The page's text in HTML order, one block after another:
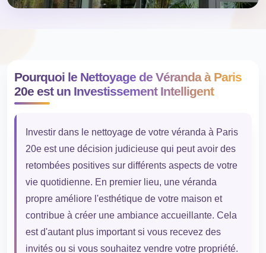
Pourquoi le Nettoyage de Véranda à Paris
20e est un Investissement Intelligent
Investir dans le nettoyage de votre véranda à Paris
20e est une décision judicieuse qui peut avoir des
retombées positives sur différents aspects de votre
vie quotidienne. En premier lieu, une véranda
propre améliore l'esthétique de votre maison et
contribue à créer une ambiance accueillante. Cela
est d'autant plus important si vous recevez des
invités ou si vous souhaitez vendre votre propriété.